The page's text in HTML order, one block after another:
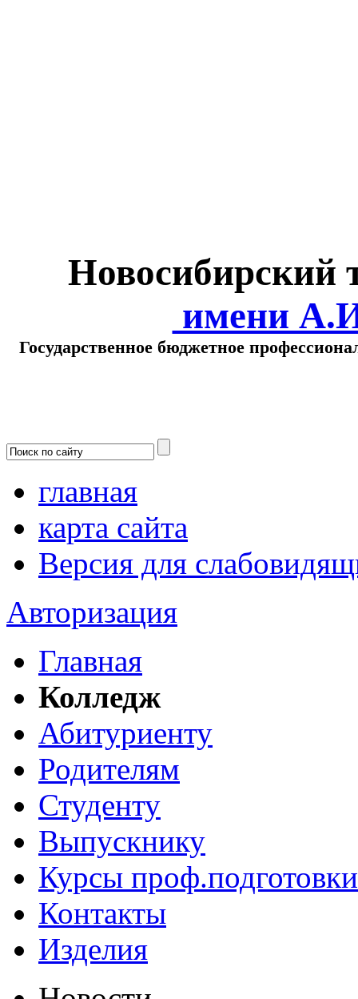
Новосибирский
имени
Государственное бюджетное
главная
карта сайта
Версия для
Авторизация
Главная
Колледж
Абитуриенту
Родителям
Студенту
Выпускнику
Курсы проф.подготовки
Контакты
Изделия